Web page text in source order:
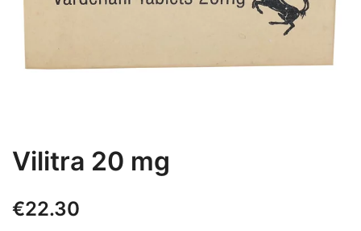
Vilitra 20 mg
€22.30